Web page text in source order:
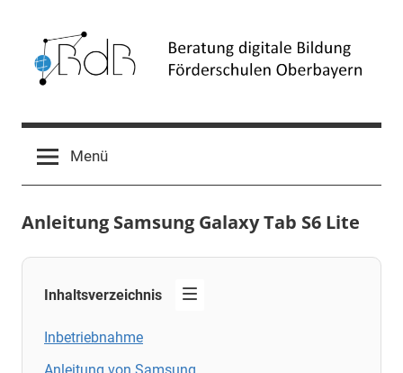
springen
Beratung
digitale
Bildung
(BdB)
Menü
Anleitung Samsung Galaxy Tab S6 Lite
Inhaltsverzeichnis
Inbetriebnahme